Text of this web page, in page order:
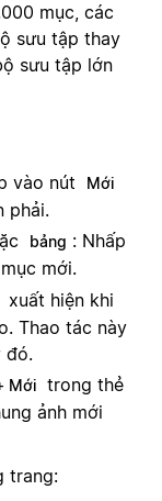
mục, các
sưu tập thay
sưu tập lớn
vào nút
Mới
phải.
bảng : Nhấp
mới.
xuất hiện khi
Thao tác này
đó.
Mới trong thẻ
ảnh mới
trang: